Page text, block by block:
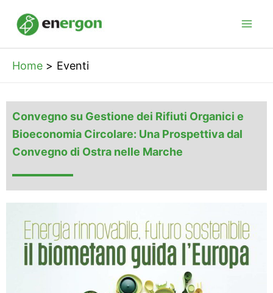
Home
Eventi
Convegno su Gestione dei Rifiuti Organici e
Bioeconomia Circolare: Una Prospettiva dal
Convegno di Ostra nelle Marche